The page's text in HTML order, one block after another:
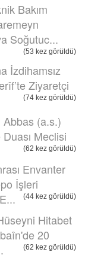
Bakım
Soğutuc...
(53 kez görüldü)
İzdihamsız
Ziyaretçi
(74 kez görüldü)
Abbas (a.s.)
Meclisi
(62 kez görüldü)
Envanter
İşleri
(44 kez görüldü)
Hitabet
20
(62 kez görüldü)